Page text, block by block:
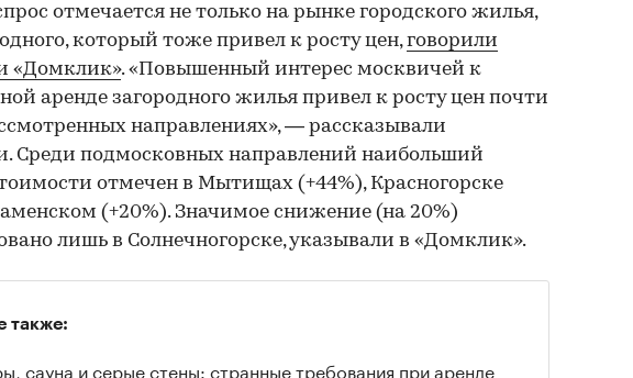
отмечается не только на рынке городского жилья,
который тоже привел к росту цен,говорили
«Домклик». «Повышенный интерес москвичей к
аренде загородного жилья привел к росту цен почти
направлениях», — рассказывали
Среди подмосковных направлений наибольший
отмечен в Мытищах (+44%), Красногорске
(+20%). Значимое снижение (на 20%)
лишь в Солнечногорске, указывали в «Домклик».
также:
сауна и серые стены: странные требования при аренде